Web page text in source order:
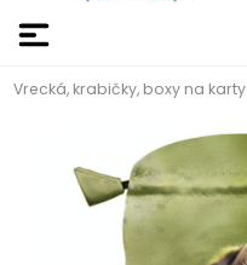
Vrecká, krabičky, boxy na karty